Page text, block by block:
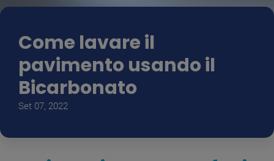
Come lavare il
pavimento usando il
Bicarbonato
Set 07, 2022